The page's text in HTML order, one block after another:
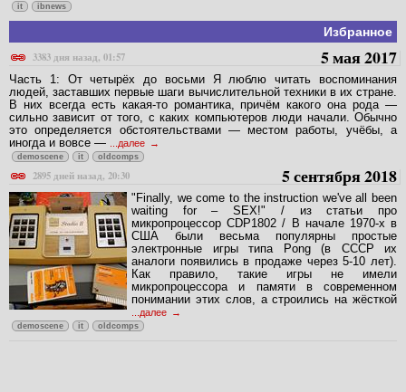
it ibnews
Избранное
3383 дня назад, 01:57
5 мая 2017
Часть 1: От четырёх до восьми Я люблю читать воспоминания
людей, заставших первые шаги вычислительной техники в их стране.
В них всегда есть какая-то романтика, причём какого она рода —
сильно зависит от того, с каких компьютеров люди начали. Обычно
это определяется обстоятельствами — местом работы, учёбы, а
иногда и вовсе —
...далее
demoscene it oldcomps
2895 дней назад, 20:30 5 сентября 2018
"Finally, we come to the instruction we've all been
waiting for – SEX!" / из статьи про
микропроцессор CDP1802 / В начале 1970-х в
США были весьма популярны простые
электронные игры типа Pong (в СССР их
аналоги появились в продаже через 5-10 лет).
Как правило, такие игры не имели
микропроцессора и памяти в современном
понимании этих слов, а строились на жёсткой
...далее
demoscene it oldcomps